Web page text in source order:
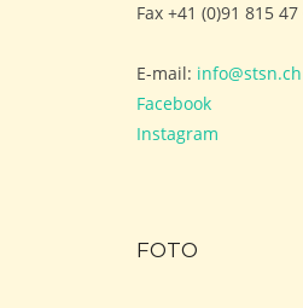
Fax +41 (0)91 815 47
E-mail: info@stsn.ch
Facebook
Instagram
FOTO